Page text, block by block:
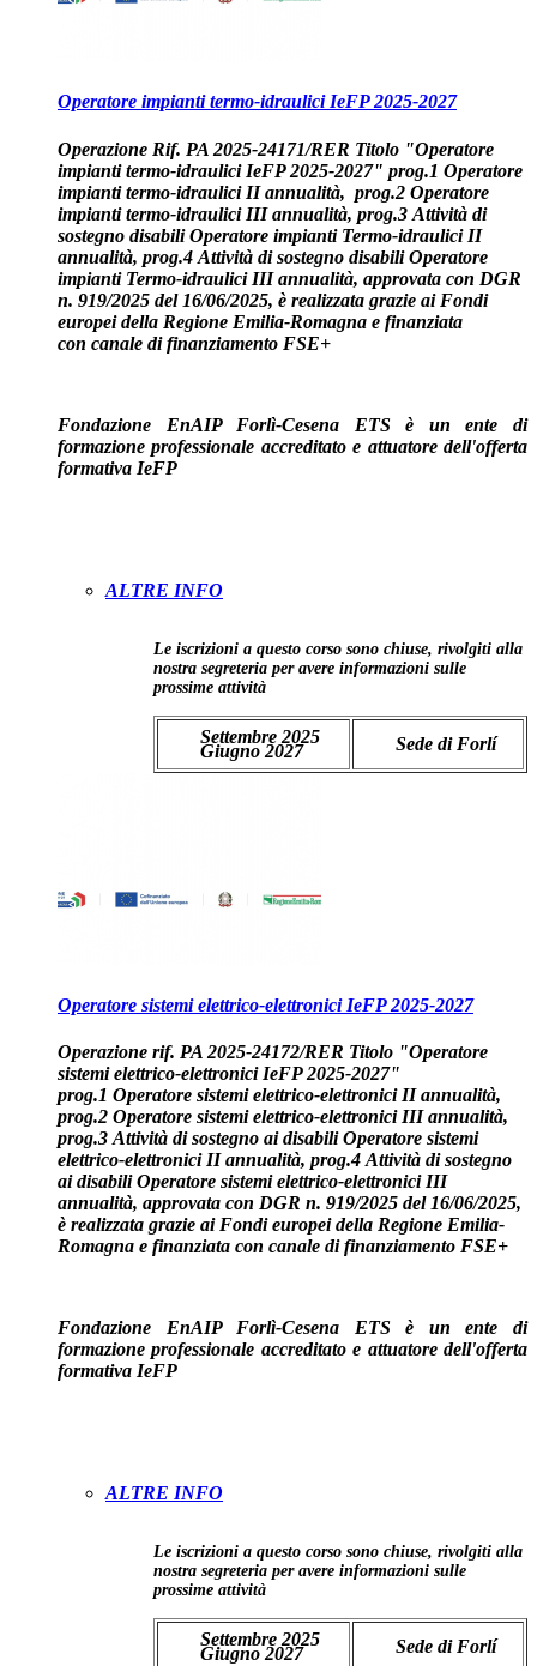
Operatore impianti termo-idraulici IeFP 2025-2027
Operazione Rif. PA 2025-24171/RER Titolo "Operatore
impianti termo-idraulici IeFP 2025-2027" prog.1 Operatore
impianti termo-idraulici II annualità, prog.2 Operatore
impianti termo-idraulici III annualità, prog.3 Attività di
sostegno disabili Operatore impianti Termo-idraulici II
annualità, prog.4 Attività di sostegno disabili Operatore
impianti Termo-idraulici III annualità, approvata con DGR
n. 919/2025 del 16/06/2025, è realizzata grazie ai Fondi
europei della Regione Emilia-Romagna e finanziata
con canale di finanziamento FSE+
Fondazione EnAIP Forlì-Cesena ETS è un ente di
formazione professionale accreditato e attuatore dell'offerta
formativa IeFP
ALTRE INFO
Le iscrizioni a questo corso sono chiuse, rivolgiti alla
nostra segreteria per avere informazioni sulle
prossime attività
Settembre 2025
Giugno 2027 Sede di Forlí
Operatore sistemi elettrico-elettronici IeFP 2025-2027
Operazione rif. PA 2025-24172/RER Titolo "Operatore
sistemi elettrico-elettronici IeFP 2025-2027"
prog.1 Operatore sistemi elettrico-elettronici II annualità,
prog.2 Operatore sistemi elettrico-elettronici III annualità,
prog.3 Attività di sostegno ai disabili Operatore sistemi
elettrico-elettronici II annualità, prog.4 Attività di sostegno
ai disabili Operatore sistemi elettrico-elettronici III
annualità, approvata con DGR n. 919/2025 del 16/06/2025,
è realizzata grazie ai Fondi europei della Regione Emilia-
Romagna e finanziata con canale di finanziamento FSE+
Fondazione EnAIP Forlì-Cesena ETS è un ente di
formazione professionale accreditato e attuatore dell'offerta
formativa IeFP
ALTRE INFO
Le iscrizioni a questo corso sono chiuse, rivolgiti alla
nostra segreteria per avere informazioni sulle
prossime attività
Settembre 2025
Giugno 2027 Sede di Forlí